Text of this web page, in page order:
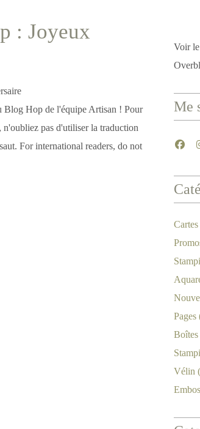
: Joyeux
Blog Hop de l'équipe Artisan ! Pour
n'oubliez pas d'utiliser la traduction
For international readers, do not
Voir
Me
Cartes
Pages
Boîtes
Vélin